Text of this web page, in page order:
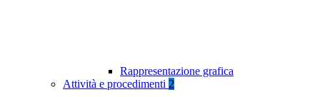
Rappresentazione grafica
Attività e procedimenti 2